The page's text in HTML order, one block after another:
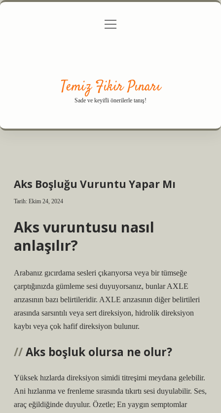
Gizlilik Politikası
menüyü
Temiz Fikir Pınarı
Sade ve keyifli önerilerle tanış!
Aks Boşluğu Vuruntu Yapar Mı
Tarih: Ekim 24, 2024
Aks vuruntusu nasıl
anlaşılır?
Arabanız gıcırdama sesleri çıkarıyorsa veya bir tümseğe
çarptığınızda gümleme sesi duyuyorsanız, bunlar AXLE
arızasının bazı belirtileridir. AXLE arızasının diğer belirtileri
arasında sarsıntılı veya sert direksiyon, hidrolik direksiyon
kaybı veya çok hafif direksiyon bulunur.
Aks boşluk olursa ne olur?
Yüksek hızlarda direksiyon simidi titreşimi meydana gelebilir.
Ani hızlanma ve frenleme sırasında tıkırtı sesi duyulabilir. Ses,
araç eğildiğinde duyulur. Özetle; En yaygın semptomlar